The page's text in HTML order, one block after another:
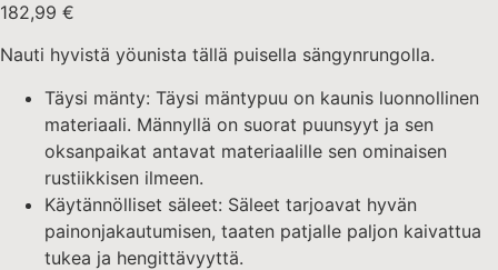
182,99 €
Nauti hyvistä yöunista tällä puisella sängynrungolla.
Täysi mänty: Täysi mäntypuu on kaunis luonnollinen
materiaali. Männyllä on suorat puunsyyt ja sen
oksanpaikat antavat materiaalille sen ominaisen
rustiikkisen ilmeen.
Käytännölliset säleet: Säleet tarjoavat hyvän
painonjakautumisen, taaten patjalle paljon kaivattua
tukea ja hengittävyyttä.